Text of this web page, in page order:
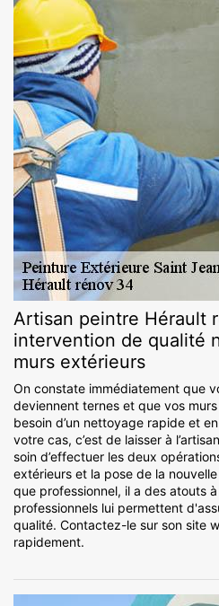
Artisan peintre Hérault
intervention de qualité
murs extérieurs
On constate immédiatement que
deviennent ternes et que vos
besoin d’un nettoyage rapide et
votre cas, c’est de laisser à
soin d’effectuer les deux
extérieurs et la pose de la
que professionnel, il a des atouts
professionnels lui permettent
qualité. Contactez-le sur son site
rapidement.